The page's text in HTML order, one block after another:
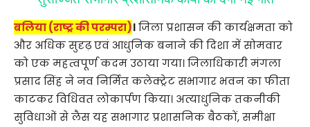
बलिया (राष्ट्र की परम्परा)।जिला प्रशासन की कार्यक्षमता को
और अधिक सुदृढ़ एवं आधुनिक बनाने की दिशा में सोमवार
को एक महत्वपूर्ण कदम उठाया गया। जिलाधिकारी मंगला
प्रसाद सिंह ने नव निर्मित कलेक्ट्रेट सभागार भवन का फीता
काटकर विधिवत लोकार्पण किया। अत्याधुनिक तकनीकी
सुविधाओं से लैस यह सभागार प्रशासनिक बैठकों, समीक्षा